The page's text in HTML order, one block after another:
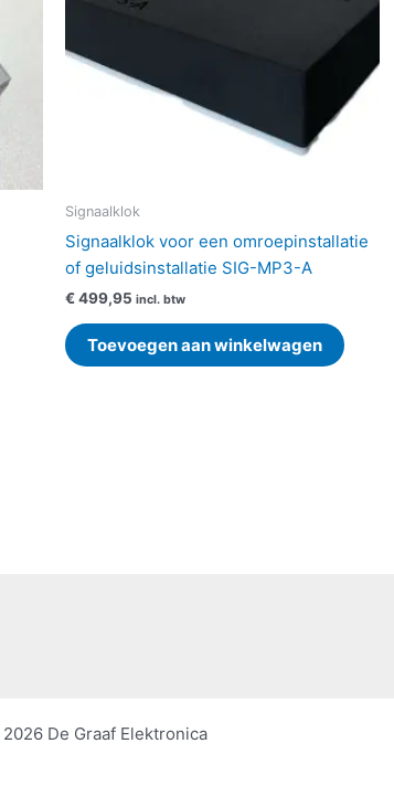
Signaalklok
Signaalklok voor een omroepinstallatie
of geluidsinstallatie SIG-MP3-A
€499,95 incl. btw
Toevoegen aan winkelwagen
De Graaf Elektronica